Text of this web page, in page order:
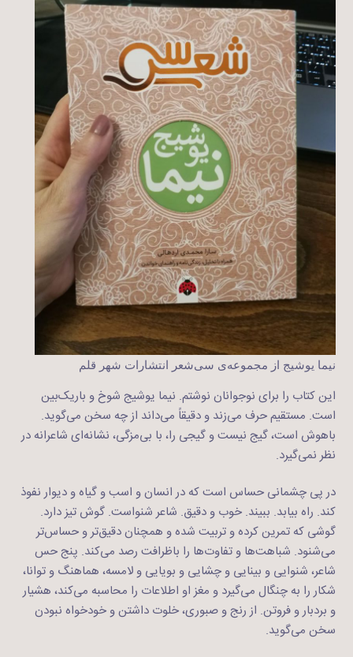
نیما یوشیج از مجموعه‌ی سی‌شعر انتشارات شهر قلم
این کتاب را برای نوجوانان نوشتم. نیما یوشیج شوخ و باریک‌بین
است. مستقیم حرف می‌زند و دقیقاً می‌داند از چه سخن می‌گوید.
باهوش است، گیج نیست و گیجی را، با بی‌مزگی، نشانه‌‌ای شاعرانه در
نظر نمی‌گیرد.
در پی چشمانی حساس است که در انسان و اسب و گیاه و دیوار نفوذ
کند. راه بیابد. ببیند. خوب و دقیق. شاعر شنواست. گوش تیز دارد.
گوشی که تمرین کرده و تربیت شده و همچنان دقیق‌تر و حساس‌تر
می‌شنود. شباهت‌ها و تفاوت‌ها را باظرافت رصد می‌کند. پنج حس
شاعر، شنوایی و بینایی و چشایی و بویایی و لامسه، هماهنگ و توانا،
شکار را به چنگال می‌گیرد و مغز او اطلاعات را محاسبه ‌می‌کند، هشیار
و بردبار و فروتن. از رنج و صبوری، خلوت داشتن و خودخواه نبودن
سخن می‌گوید.